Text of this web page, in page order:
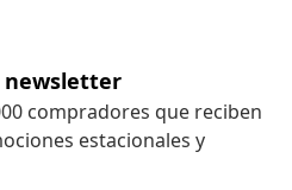
por menos